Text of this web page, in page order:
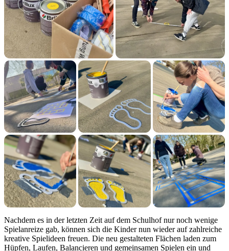
Nachdem es in der letzten Zeit auf dem Schulhof nur noch wenige
Spielanreize gab, können sich die Kinder nun wieder auf zahlreiche
kreative Spielideen freuen. Die neu gestalteten Flächen laden zum
Hüpfen, Laufen, Balancieren und gemeinsamen Spielen ein und